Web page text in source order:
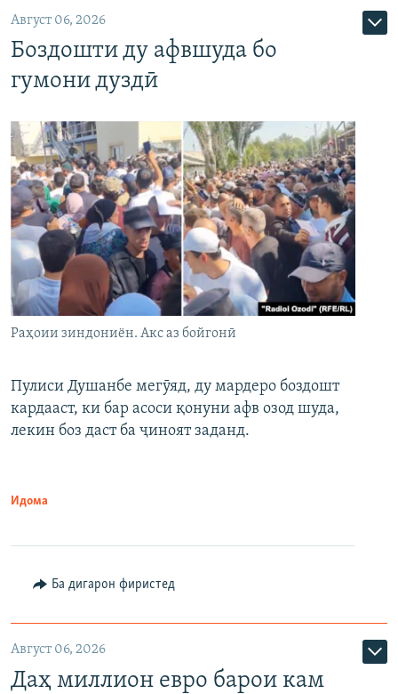
Август 06, 2026
Боздошти ду афвшуда бо
гумони дуздӣ
Раҳоии зиндониён. Акс аз бойгонӣ
Пулиси Душанбе мегӯяд, ду мардеро боздошт
кардааст, ки бар асоси қонуни афв озод шуда,
лекин боз даст ба ҷиноят заданд.
Идома
Ба дигарон фиристед
Август 06, 2026
Даҳ миллион евро барои кам